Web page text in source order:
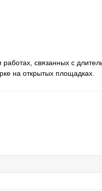
связанных с
на открытых площадках.